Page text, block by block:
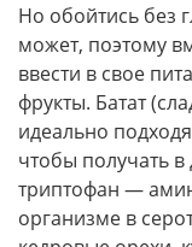
Но обойтись без
может, поэтому
ввести в свое
фрукты. Батат
идеально
чтобы получать в
триптофан —
организме в